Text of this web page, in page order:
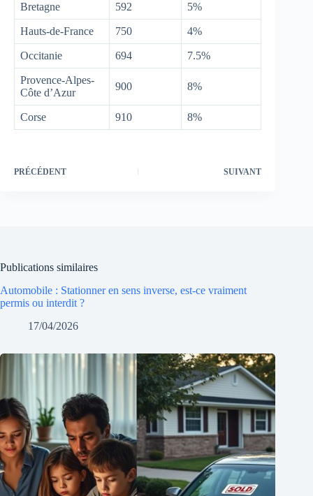
Bretagne 592 5%
Hauts-de-France 750 4%
Occitanie 694 7.5%
Provence-Alpes-
Côte d’Azur
900 8%
Corse 910 8%
PRÉCÉDENT SUIVANT
Publications similaires
Automobile : Stationner en sens inverse, est-ce vraiment
permis ou interdit ?
17/04/2026